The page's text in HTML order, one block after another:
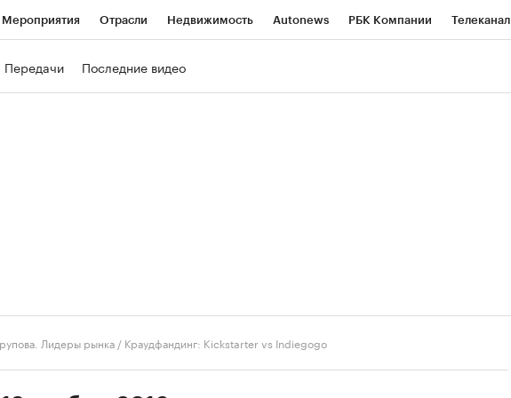
Мероприятия Отрасли Недвижимость Autonews РБК Компании Телеканал
Передачи Последние видео
Лидеры рынка / Краудфандинг: Kickstarter vs Indiegogo